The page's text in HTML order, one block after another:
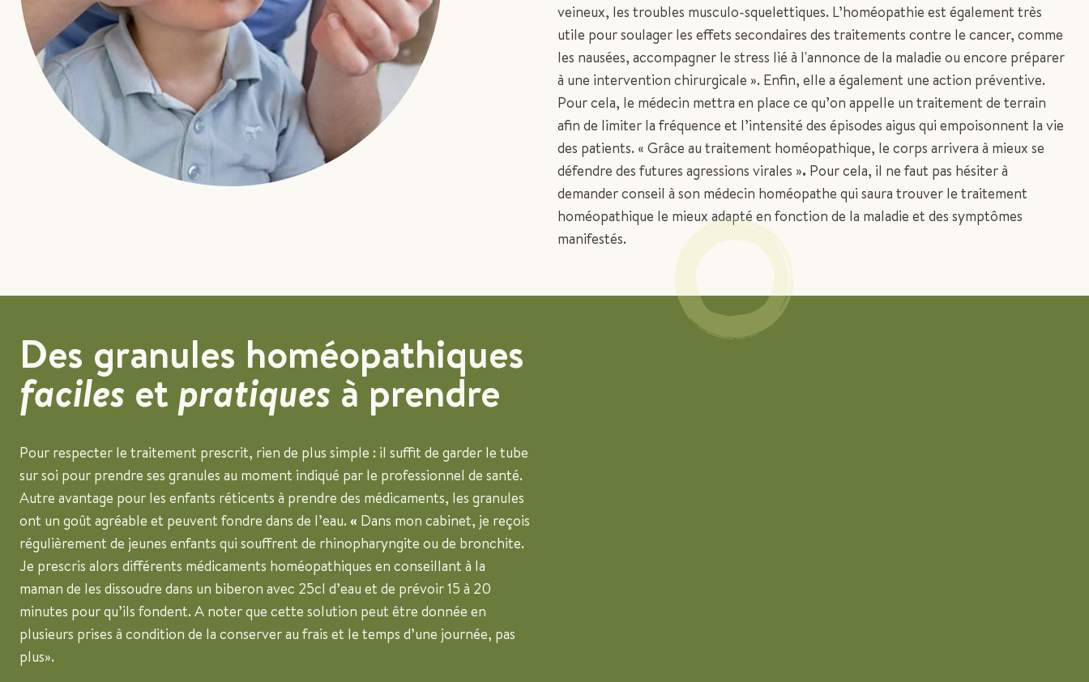
veineux, les troubles musculo-squelettiques. L’homéopathie est également très
utile pour soulager les effets secondaires des traitements contre le cancer, comme
les nausées, accom­pagner le stress lié à l'annonce de la maladie ou encore préparer
à une intervention chirurgicale ». Enfin, elle a également une action préventive.
Pour cela, le médecin mettra en place ce qu’on appelle un traitement de terrain
afin de limiter la fréquence et l’intensité des épisodes aigus qui empoisonnent la vie
des patients. « Grâce au traitement homéopathique, le corps arrivera à mieux se
défendre des futures agressions virales ». Pour cela, il ne faut pas hésiter à
demander conseil à son médecin homéopathe qui saura trouver le traitement
homéopathique le mieux adapté en fonction de la maladie et des symptômes
manifestés.
Des granules homéopathiques
faciles et pratiques à prendre
Pour respecter le traitement prescrit, rien de plus simple : il suffit de garder le tube
sur soi pour prendre ses granules au moment indiqué par le professionnel de santé.
Autre avantage pour les enfants réticents à prendre des médicaments, les granules
ont un goût agréable et peuvent fondre dans de l’eau. « Dans mon cabinet, je reçois
régulièrement de jeunes enfants qui souffrent de rhinopharyngite ou de bronchite.
Je prescris alors différents médicaments homéopathiques en conseillant à la
maman de les dissoudre dans un biberon avec 25cl d’eau et de prévoir 15 à 20
minutes pour qu’ils fondent. A noter que cette solution peut être donnée en
plusieurs prises à condition de la conserver au frais et le temps d’une journée, pas
plus».